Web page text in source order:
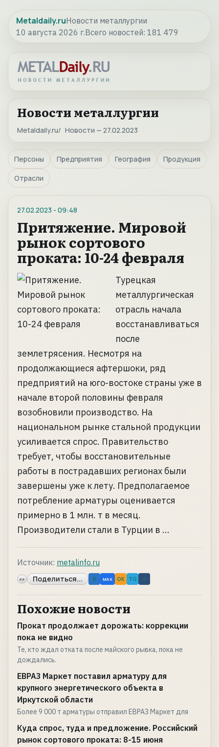
Metaldaily.ruНовости металлургии
10 августа 2026 г.Всего новостей: 181 479
Новости металлургии
Metaldaily.ru Новости — 27.02.2023
Персоны Предприятия География Продукция
Отрасли
27.02.2023 - 09:48
Притяжение. Мировой
рынок сортового
проката: 10-24 февраля
Турецкая
металлургическая
отрасль начала
восстанавливаться
после
землетрясения. Несмотря на
продолжающиеся афтершоки, ряд
предприятий на юго-востоке страны уже в
начале второй половины февраля
возобновили производство. На
национальном рынке стальной продукции
усиливается спрос. Правительство
требует, чтобы восстановительные
работы в пострадавших регионах были
завершены уже к лету. Предполагаемое
потребление арматуры оценивается
примерно в 1 млн. т в месяц.
Производители стали в Турции в ...
Источник: metalinfo.ru
«» Поделиться... B MAX OK TG ↗
Похожие новости
Прокат продолжает дорожать: коррекции
пока не видно
Те, кто ждал отката после майского рывка, пока не
дождались.
ЕВРАЗ Маркет поставил арматуру для
крупного энергетического объекта в
Иркутской области
Более 9 000 т арматуры отправил ЕВРАЗ Маркет для
Куда спрос, туда и предложение. Российский
рынок сортового проката: 8-15 июня